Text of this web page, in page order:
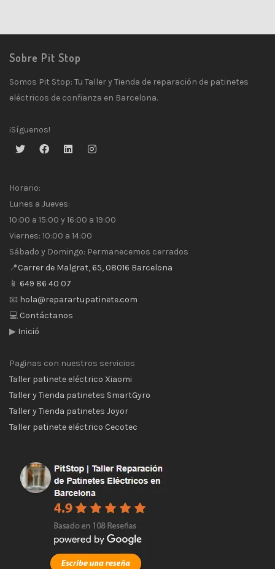
Sobre Pit Stop
Somos Pit Stop: Tu Taller y Tienda de reparación de patinetes
eléctricos de confianza en Barcelona.
¡Síguenos!
Horario:
Lunes a Jueves:
10:00 a 15:00 y 16:00 a 19:00
Viernes: 10:00 a 14:00
Sábado y Domingo: Permanecemos cerrados
📍Carrer de Malgrat, 65, 08016 Barcelona
📱 649 86 40 07
📧 hola@reparartupatinete.com
💻 Contáctanos
▶ Inició
Paginas con nuestros servicios
Taller patinete eléctrico Xiaomi
Taller y Tienda patinetes SmartGyro
Taller y Tienda patinetes Joyor
Taller patinete eléctrico Cecotec